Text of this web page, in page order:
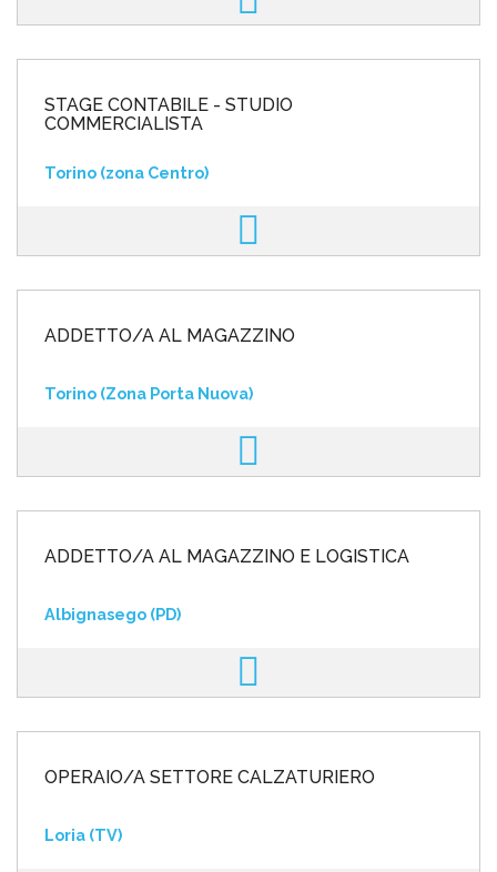
STAGE CONTABILE - STUDIO
COMMERCIALISTA
Torino (zona Centro)
ADDETTO/A AL MAGAZZINO
Torino (Zona Porta Nuova)
ADDETTO/A AL MAGAZZINO E LOGISTICA
Albignasego (PD)
OPERAIO/A SETTORE CALZATURIERO
Loria (TV)